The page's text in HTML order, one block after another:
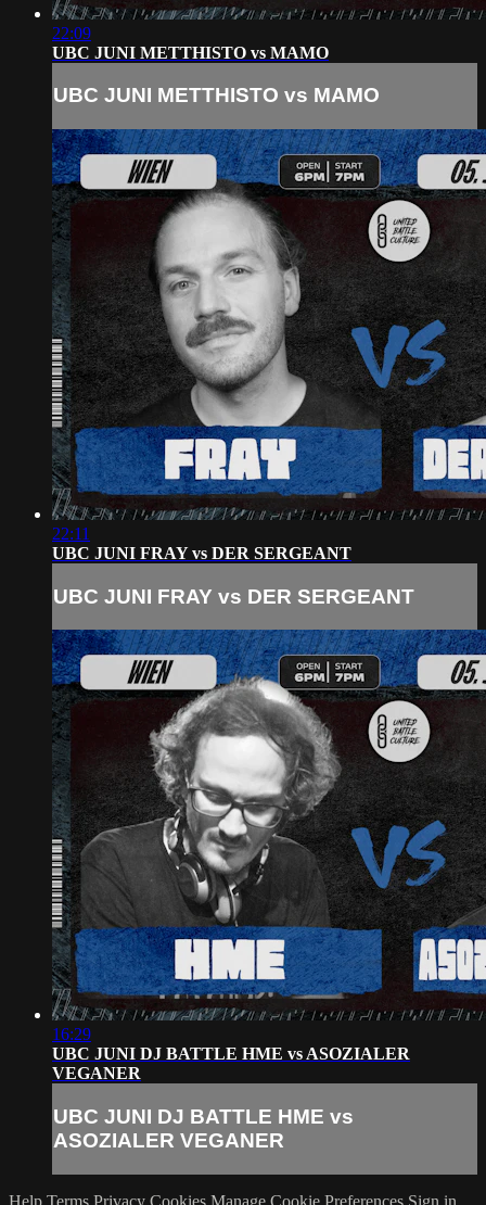
22:09
UBC JUNI METTHISTO vs MAMO
UBC JUNI METTHISTO vs MAMO
22:11
UBC JUNI FRAY vs DER SERGEANT
UBC JUNI FRAY vs DER SERGEANT
16:29
UBC JUNI DJ BATTLE HME vs ASOZIALER
VEGANER
UBC JUNI DJ BATTLE HME vs
ASOZIALER VEGANER
Help Terms Privacy Cookies Manage Cookie Preferences Sign in